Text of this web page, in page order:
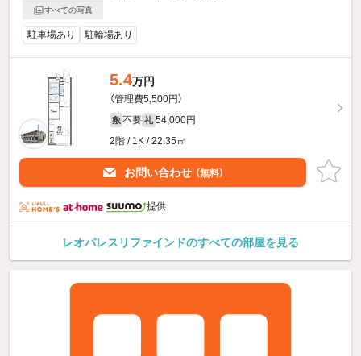
すべての写真
駐車場あり 駐輪場あり
5.4万円
（管理費5,500円）
敷 不要 礼 54,000円
2階 / 1K / 22.35㎡
お問い合わせ （無料）
提供
レオパレスリファインドのすべての部屋を見る